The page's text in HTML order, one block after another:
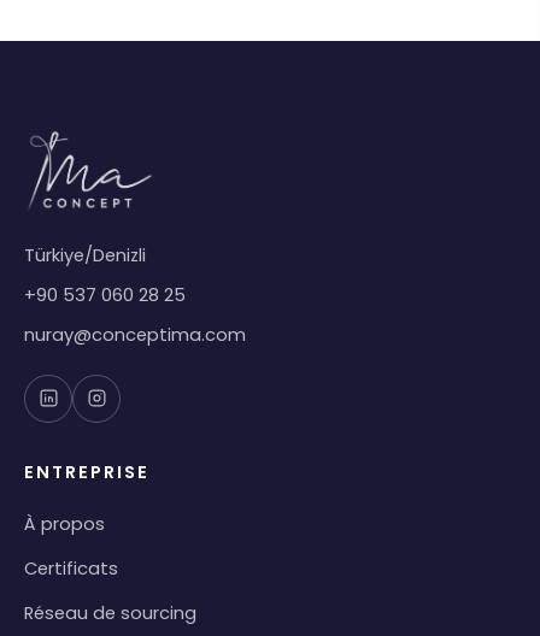
Türkiye/Denizli
+90 537 060 28 25
nuray@conceptima.com
ENTREPRISE
À propos
Certificats
Réseau de sourcing